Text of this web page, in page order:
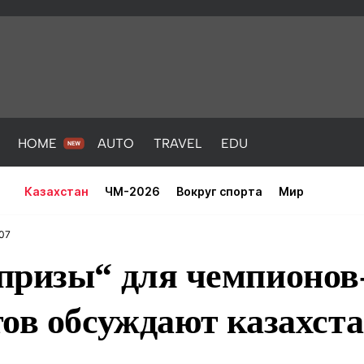
HOME AUTO TRAVEL EDU
Казахстан ЧМ-2026 Вокруг спорта Мир
для
обсуждают